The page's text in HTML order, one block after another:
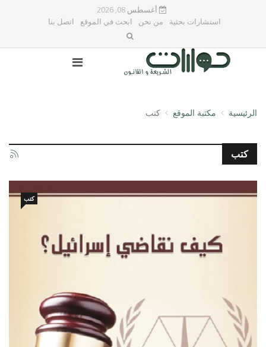
أغسطس 08, 2026
استشارات بحثية
من نحن ابحث في الموقع اتصل بنا
الرئيسية مكتبة الموقع كتب
كتب
كتب